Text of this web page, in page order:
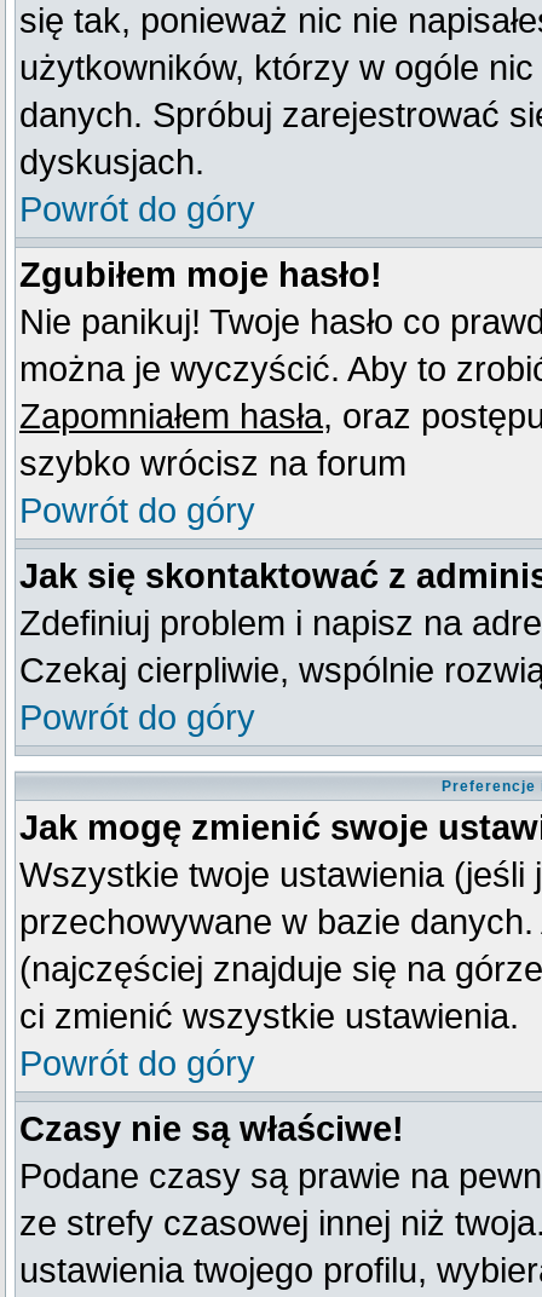
się tak, ponieważ nic nie
użytkowników, którzy w ogóle
danych. Spróbuj zarejestrować
dyskusjach.
Powrót do góry
Zgubiłem moje hasło!
Nie panikuj! Twoje hasło co
można je wyczyścić. Aby to
Zapomniałem hasła, oraz
szybko wrócisz na forum
Powrót do góry
Jak się skontaktować z
Zdefiniuj problem i napisz na
Czekaj cierpliwie, wspólnie
Powrót do góry
Preferencje
Jak mogę zmienić swoje
Wszystkie twoje ustawienia
przechowywane w bazie
(najczęściej znajduje się na
ci zmienić wszystkie ustawienia.
Powrót do góry
Czasy nie są właściwe!
Podane czasy są prawie na
ze strefy czasowej innej niż
ustawienia twojego profilu,